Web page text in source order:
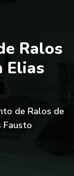
Ralos
Elias
de Ralos de
Fausto